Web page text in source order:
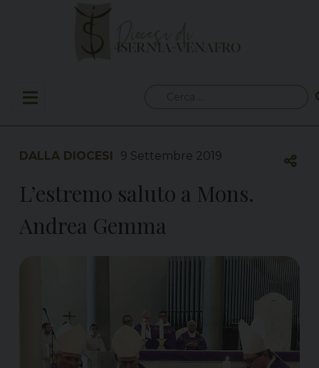
per:
DALLA DIOCESI 9 Settembre 2019
L’estremo saluto a Mons.
Andrea Gemma